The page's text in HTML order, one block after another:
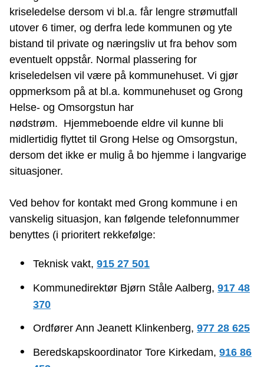
kriseledelse dersom vi bl.a. får lengre strømutfall
utover 6 timer, og derfra lede kommunen og yte
bistand til private og næringsliv ut fra behov som
eventuelt oppstår. Normal plassering for
kriseledelsen vil være på kommunehuset. Vi gjør
oppmerksom på at bl.a. kommunehuset og Grong
Helse- og Omsorgstun har
nødstrøm. Hjemmeboende eldre vil kunne bli
midlertidig flyttet til Grong Helse og Omsorgstun,
dersom det ikke er mulig å bo hjemme i langvarige
situasjoner.
Ved behov for kontakt med Grong kommune i en
vanskelig situasjon, kan følgende telefonnummer
benyttes (i prioritert rekkefølge:
Teknisk vakt, 915 27 501
Kommunedirektør Bjørn Ståle Aalberg, 917 48
370
Ordfører Ann Jeanett Klinkenberg, 977 28 625
Beredskapskoordinator Tore Kirkedam, 916 86